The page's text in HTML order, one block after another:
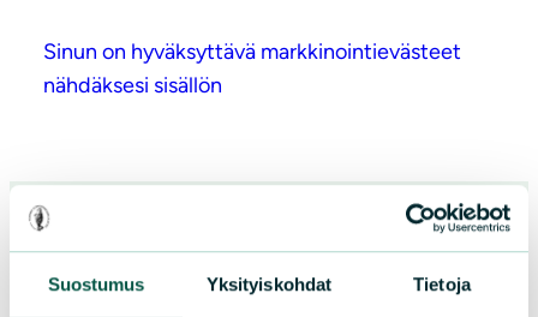
Suostumus Yksityiskohdat Tietoja
Sinun on hyväksyttävä markkinointievästeet
nähdäksesi sisällön
Suomen luonnonsuojeluliiton Keski-
Suomen piiri ry